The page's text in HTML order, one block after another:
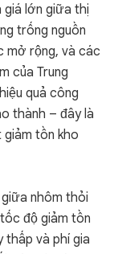
giá lớn giữa thị
trống nguồn
mở rộng, và các
của Trung
quả công
thành – đây là
tồn kho
giữa nhôm thỏi
độ giảm tồn
thấp và phí gia